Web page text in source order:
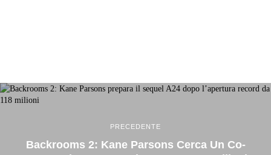
PRECEDENTE
Backrooms 2: Kane Parsons Cerca Un Co-